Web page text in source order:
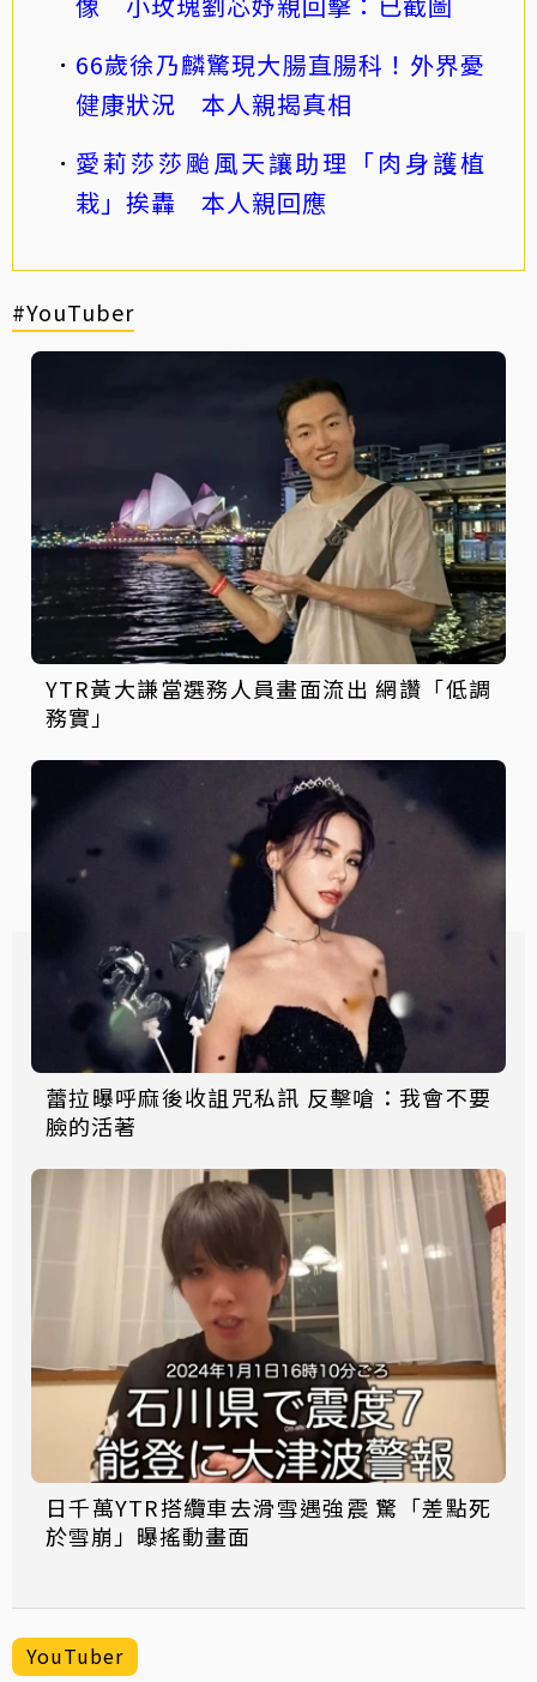
66歲徐乃麟驚現大腸直腸科！外界憂
健康狀況 本人親揭真相
愛莉莎莎颱風天讓助理「肉身護植
栽」挨轟 本人親回應
#YouTuber
YTR黃大謙當選務人員畫面流出 網讚「低調
務實」
蕾拉曝呼麻後收詛咒私訊 反擊嗆：我會不要
臉的活著
日千萬YTR搭纜車去滑雪遇強震 驚「差點死
於雪崩」曝搖動畫面
YouTuber